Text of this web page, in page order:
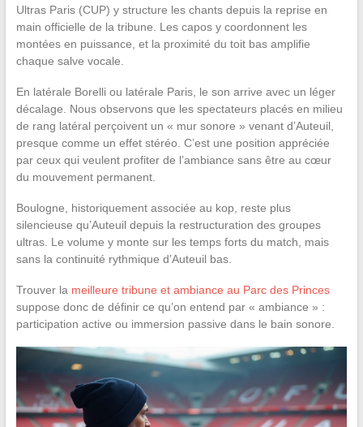
Ultras Paris (CUP) y structure les chants depuis la reprise en
main officielle de la tribune. Les capos y coordonnent les
montées en puissance, et la proximité du toit bas amplifie
chaque salve vocale.
En latérale Borelli ou latérale Paris, le son arrive avec un léger
décalage. Nous observons que les spectateurs placés en milieu
de rang latéral perçoivent un « mur sonore » venant d’Auteuil,
presque comme un effet stéréo. C’est une position appréciée
par ceux qui veulent profiter de l’ambiance sans être au cœur
du mouvement permanent.
Boulogne, historiquement associée au kop, reste plus
silencieuse qu’Auteuil depuis la restructuration des groupes
ultras. Le volume y monte sur les temps forts du match, mais
sans la continuité rythmique d’Auteuil bas.
Trouver la meilleure tribune et ambiance au Parc des Princes
suppose donc de définir ce qu’on entend par « ambiance » :
participation active ou immersion passive dans le bain sonore.